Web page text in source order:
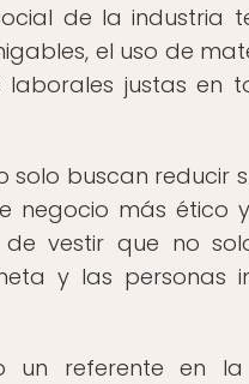
de la industria
el uso de
laborales justas en
buscan reducir
más ético
vestir que no
y las personas
un referente en la